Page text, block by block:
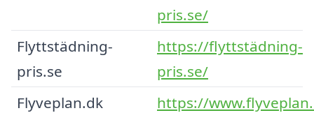
pris.se/
Flyttstädning-
pris.se
https://flyttstädning-
pris.se/
Flyveplan.dk
https://